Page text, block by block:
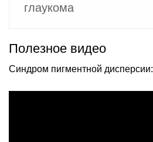
глаукома
Полезное видео
Синдром пигментной дисперсии: